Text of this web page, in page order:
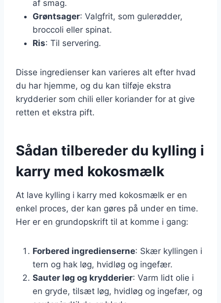
af smag.
Grøntsager: Valgfrit, som gulerødder,
broccoli eller spinat.
Ris: Til servering.
Disse ingredienser kan varieres alt efter hvad
du har hjemme, og du kan tilføje ekstra
krydderier som chili eller koriander for at give
retten et ekstra pift.
Sådan tilbereder du kylling i
karry med kokosmælk
At lave kylling i karry med kokosmælk er en
enkel proces, der kan gøres på under en time.
Her er en grundopskrift til at komme i gang:
Forbered ingredienserne: Skær kyllingen i
tern og hak løg, hvidløg og ingefær.
Sauter løg og krydderier: Varm lidt olie i
en gryde, tilsæt løg, hvidløg og ingefær, og